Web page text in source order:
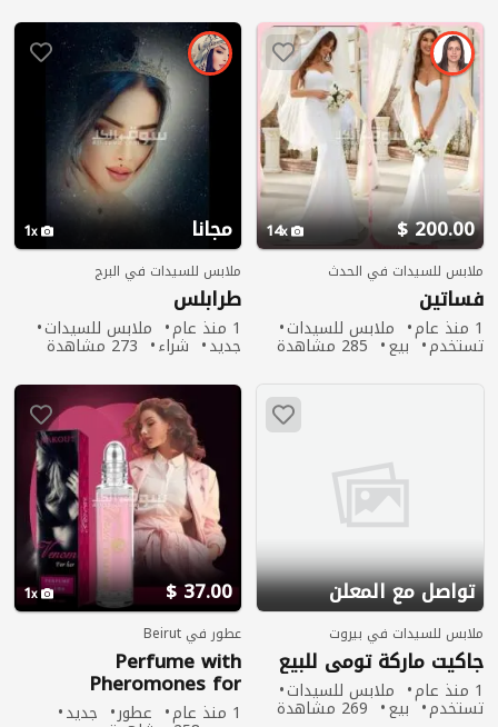
200.00 $
14
ملابس للسيدات في الحدث​
فساتين
1 منذ عام ملابس للسيدات
تستخدم بيع 285 مشاهدة
مجانا 1
ملابس للسيدات في البرج
طرابلس
1 منذ عام ملابس للسيدات
جديد شراء 273 مشاهدة
تواصل مع المعلن
ملابس للسيدات في بيروت
جاكيت ماركة تومي للبيع
1 منذ عام ملابس للسيدات
تستخدم بيع 269 مشاهدة
37.00 $
1
عطور في Beirut
Perfume with
Pheromones for
Women1 منذ عام عطور جديد